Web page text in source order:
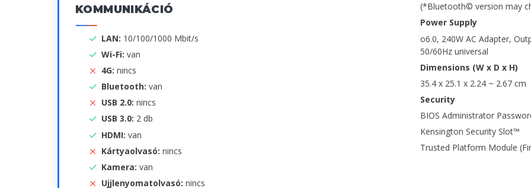
KOMMUNIKÁCIÓ
LAN: 10/100/1000 Mbit/s
Wi-Fi: van
4G: nincs
Bluetooth: van
USB 2.0: nincs
USB 3.0: 2 db
HDMI: van
Kártyaolvasó: nincs
Kamera: van
Ujjlenyomatolvasó: nincs
(*Bluetooth© version may
Power Supply
o6.0, 240W AC Adapter,
50/60Hz universal
Dimensions (W x D x H)
35.4 x 25.1 x 2.24 ~ 2.67 cm
Security
BIOS Administrator
Kensington Security Slot™
Trusted Platform Module